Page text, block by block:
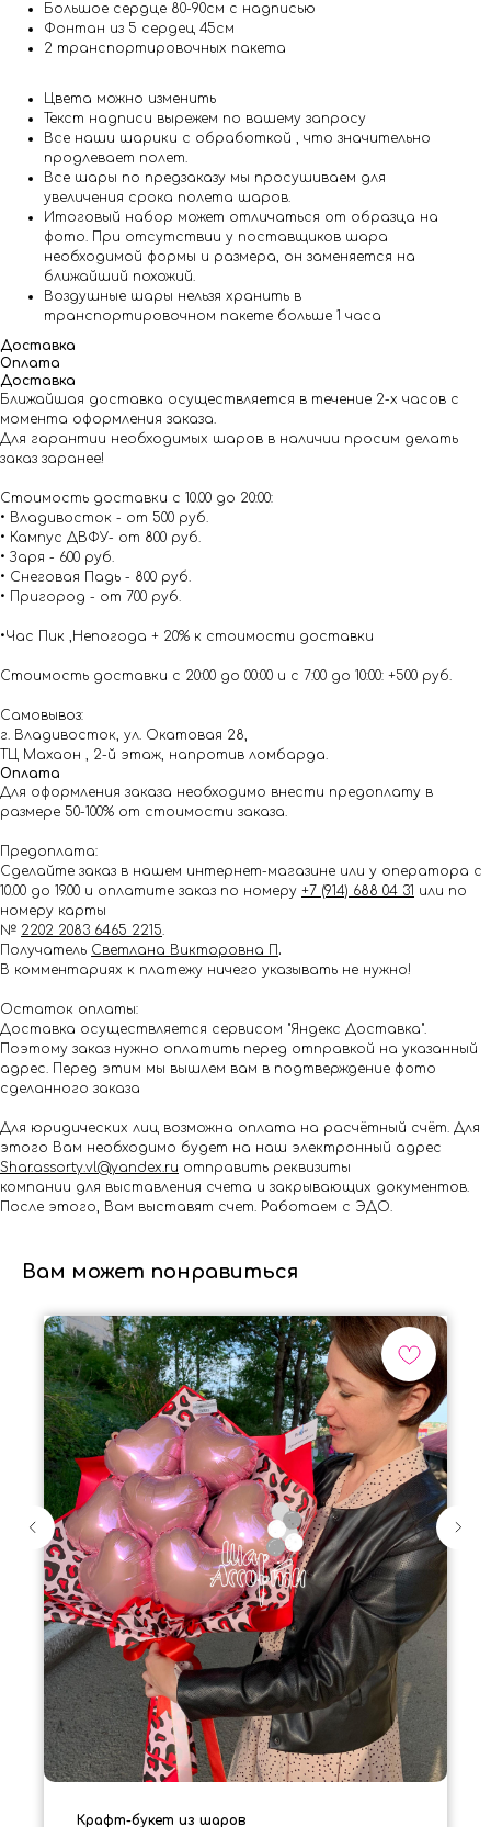
Большое сердце 80-90см с надписью
Фонтан из 5 сердец 45см
2 транспортировочных пакета
Цвета можно изменить
Текст надписи вырежем по вашему запросу
Все наши шарики с обработкой , что значительно
продлевает полет.
Все шары по предзаказу мы просушиваем для
увеличения срока полета шаров.
Итоговый набор может отличаться от образца на
фото. При отсутствии у поставщиков шара
необходимой формы и размера, он заменяется на
ближайший похожий.
Воздушные шары нельзя хранить в
транспортировочном пакете больше 1 часа
Доставка
Оплата
Доставка
Ближайшая доставка осуществляется в течение 2-х часов с
момента оформления заказа.
Для гарантии необходимых шаров в наличии просим делать
заказ заранее!
Стоимость доставки с 10.00 до 20:00:
• Владивосток - от 500 руб.
• Кампус ДВФУ- от 800 руб.
• Заря - 600 руб.
• Снеговая Падь - 800 руб.
• Пригород - от 700 руб.
•Час Пик ,Непогода + 20% к стоимости доставки
Стоимость доставки с 20:00 до 00:00 и с 7:00 до 10:00: +500 руб.
Самовывоз:
г. Владивосток, ул. Окатовая 28,
ТЦ Махаон , 2-й этаж, напротив ломбарда.
Оплата
Для оформления заказа необходимо внести предоплату в
размере 50-100% от стоимости заказа.
Предоплата:
Сделайте заказ в нашем интернет-магазине или у оператора с
10.00 до 19.00 и оплатите заказ по номеру +7 (914) 688 04 31 или по
номеру карты
№ 2202 2083 6465 2215.
Получатель Светлана Викторовна П .
В комментариях к платежу ничего указывать не нужно!
Остаток оплаты:
Доставка осуществляется сервисом "Яндекс Доставка".
Поэтому заказ нужно оплатить перед отправкой на указанный
адрес. Перед этим мы вышлем вам в подтверждение фото
сделанного заказа
Для юридических лиц возможна оплата на расчётный счёт. Для
этого Вам необходимо будет на наш электронный адрес
Shar.assorty.vl@yandex.ru отправить реквизиты
компании для выставления счета и закрывающих документов.
После этого, Вам выставят счет. Работаем с ЭДО.
Вам может понравиться
Крафт-букет из шаров